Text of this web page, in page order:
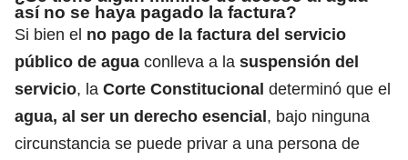
así no se haya pagado la factura?
Si bien el no pago de la factura del servicio
público de agua conlleva a la suspensión del
servicio, la Corte Constitucional determinó que el
agua, al ser un derecho esencial, bajo ninguna
circunstancia se puede privar a una persona de